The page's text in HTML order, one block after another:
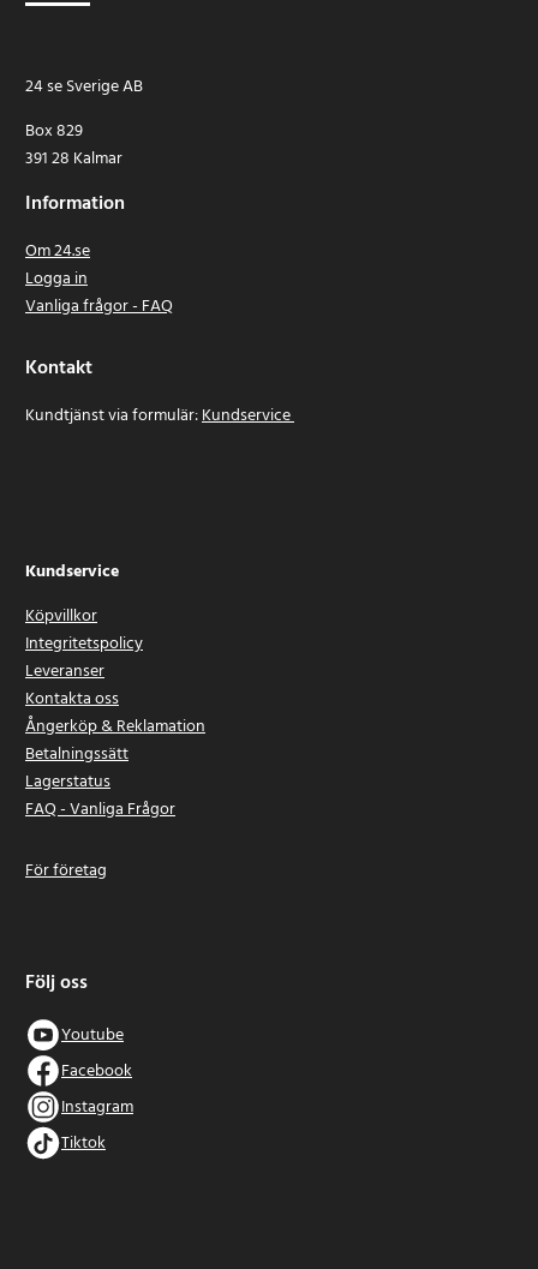
24 se Sverige AB
Box 829
391 28 Kalmar
Information
Om 24.se
Logga in
Vanliga frågor - FAQ
Kontakt
Kundtjänst via formulär:Kundservice
Kundservice
Köpvillkor
Integritetspolicy
Leveranser
Kontakta oss
Ångerköp & Reklamation
Betalningssätt
Lagerstatus
FAQ - Vanliga Frågor
För företag
Följ oss
Youtube
Facebook
Instagram
Tiktok